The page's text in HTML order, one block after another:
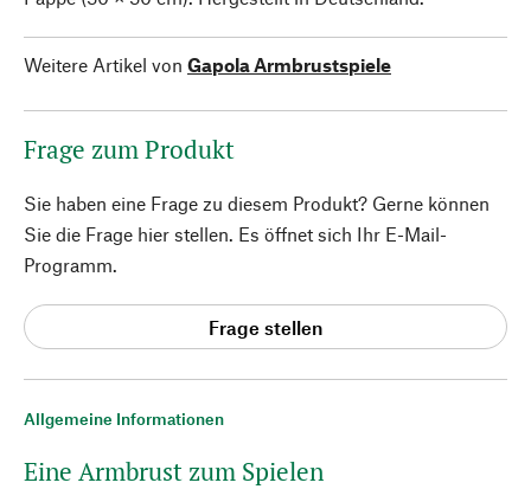
Allgemeine Informationen
Eine Armbrust zum Spielen
Weitere Artikel von Gapola Armbrustspiele
Frage zum Produkt
Sie haben eine Frage zu diesem Produkt? Gerne können
Sie die Frage hier stellen. Es öffnet sich Ihr E-Mail-
Programm.
Frage stellen